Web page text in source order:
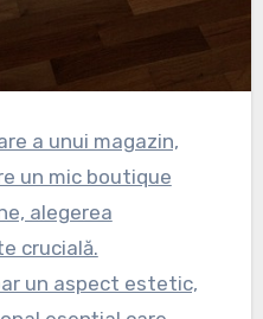
un mic boutique
alegerea
crucială.
un aspect estetic,